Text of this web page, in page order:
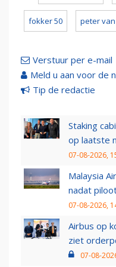
fokker 50 peter
Verstuur per e-mail
Meld u aan voor de
Tip de redactie
Staking
op laatste
07-08-2026,
Malaysia
nadat
07-08-2026,
Airbus op
ziet
07-08-